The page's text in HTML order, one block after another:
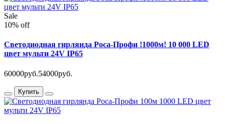
Sale
10% off
Светодиодная гирлянда Роса-Профи !1000м! 10 000 LED
цвет мульти 24V IP65
60000руб.54000руб.
Купить